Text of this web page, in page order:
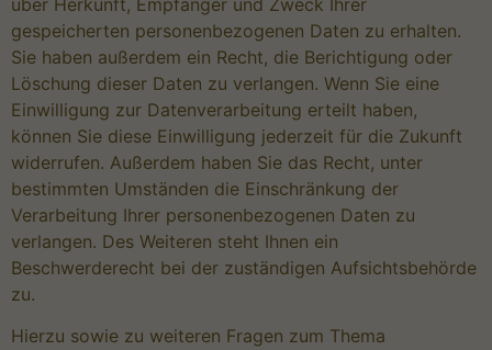
gespeicherten personenbezogenen Daten zu erhalten.
Sie haben außerdem ein Recht, die Berichtigung oder
Löschung dieser Daten zu verlangen. Wenn Sie eine
Einwilligung zur Datenverarbeitung erteilt haben,
können Sie diese Einwilligung jederzeit für die Zukunft
widerrufen. Außerdem haben Sie das Recht, unter
bestimmten Umständen die Einschränkung der
Verarbeitung Ihrer personenbezogenen Daten zu
verlangen. Des Weiteren steht Ihnen ein
Beschwerderecht bei der zuständigen Aufsichtsbehörde
zu.
Hierzu sowie zu weiteren Fragen zum Thema